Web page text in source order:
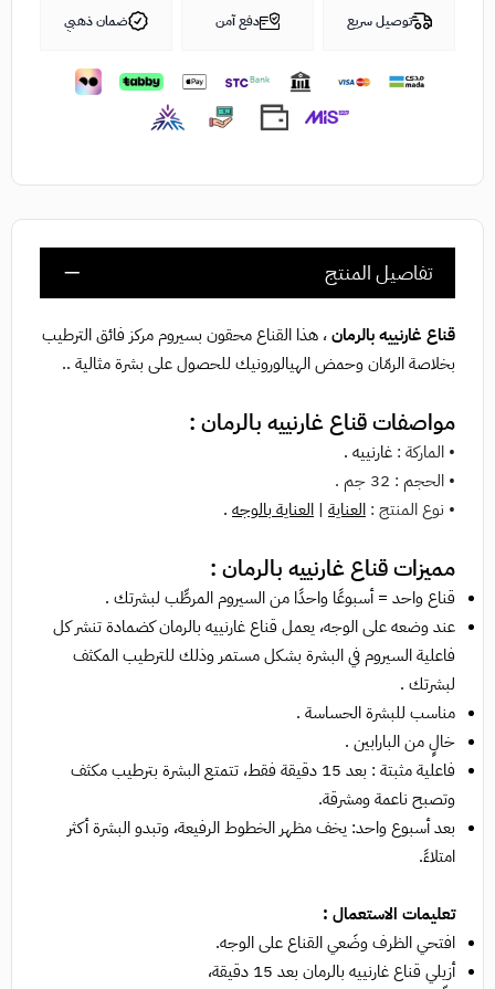
توصيل سريع دفع آمن ضمان ذهبي
تفاصيل المنتج
قناع غارنييه بالرمان، هذا القناع محقون بسيروم مركز فائق الترطيب
بخلاصة الرمّان وحمض الهيالورونيك للحصول على بشرة مثالية ..
مواصفات قناع غارنييه بالرمان :
• الماركة : غارنييه .
• الحجم : 32 جم .
• نوع المنتج : العناية | العناية بالوجه .
مميزات قناع غارنييه بالرمان :
قناع واحد = أسبوعًا واحدًا من السيروم المرطِّب لبشرتك .
عند وضعه على الوجه، يعمل قناع غارنييه بالرمان كضمادة تنشر كل
فاعلية السيروم في البشرة بشكل مستمر وذلك للترطيب المكثف
لبشرتك .
مناسب للبشرة الحساسة .
خالٍ من البارابين .
فاعلية مثبتة : بعد 15 دقيقة فقط، تتمتع البشرة بترطيب مكثف
وتصبح ناعمة ومشرقة.
بعد أسبوع واحد: يخف مظهر الخطوط الرفيعة، وتبدو البشرة أكثر
امتلاءً.
تعليمات الاستعمال :
افتحي الظرف وضَعي القناع على الوجه.
أزيلي قناع غارنييه بالرمان بعد 15 دقيقة،